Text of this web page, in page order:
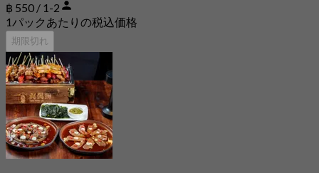
฿ 550 / 1-2
1パックあたりの税込価格
期限切れ